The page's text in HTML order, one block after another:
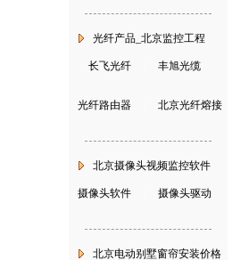
光纤产品_北京监控工程
长飞光纤 丰旭光缆
光纤路由器 北京光纤熔接
北京摄像头视频监控软件
摄像头软件 摄像头驱动
北京电动别墅窗帘安装价格